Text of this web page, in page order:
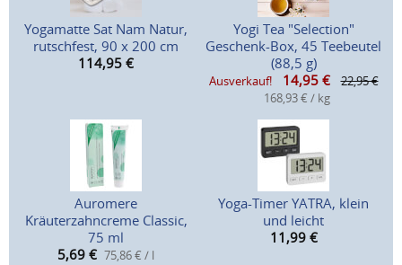
Yogamatte Sat Nam Natur,
rutschfest, 90 x 200 cm
114,95 €
Yogi Tea "Selection"
Geschenk-Box, 45 Teebeutel
(88,5 g)
Ausverkauf! 14,95 €
22,95 €
168,93 € / kg
Auromere
Kräuterzahncreme Classic,
75 ml
5,69 € 75,86 € / l
Yoga-Timer YATRA, klein
und leicht
11,99 €